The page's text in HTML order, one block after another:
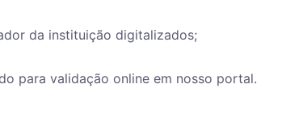
da instituição digitalizados;
para validação online em nosso portal.